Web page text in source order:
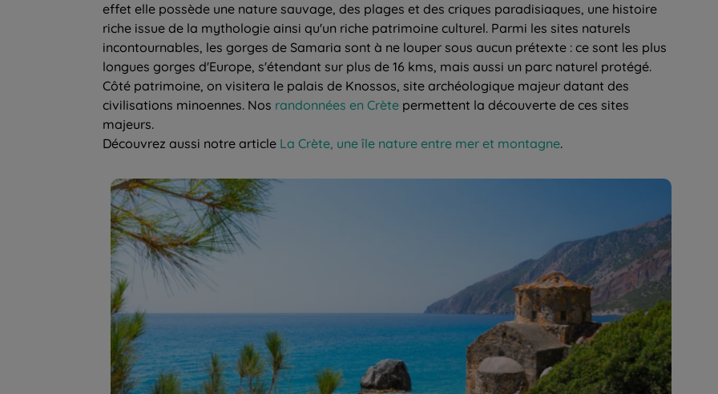
effet elle possède une nature sauvage, des plages et des criques paradisiaques, une histoire
riche issue de la mythologie ainsi qu'un riche patrimoine culturel. Parmi les sites naturels
incontournables, les gorges de Samaria sont à ne louper sous aucun prétexte : ce sont les plus
longues gorges d'Europe, s'étendant sur plus de 16 kms, mais aussi un parc naturel protégé.
Côté patrimoine, on visitera le palais de Knossos, site archéologique majeur datant des
civilisations minoennes. Nos randonnées en Crète permettent la découverte de ces sites
majeurs.
Découvrez aussi notre article La Crète, une île nature entre mer et montagne.